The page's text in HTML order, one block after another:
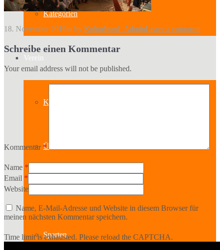
Kategorien
Verein
Kontakt
Über uns
Sparten
18. November 2019in by Kulturbund_AdminLeave a comment
Schreibe einen Kommentar
Your email address will not be published.
Kommentar *
Name *
Email *
Website
Name, E-Mail-Adresse und Website in diesem Browser für
meinen nächsten Kommentar speichern.
Time limit is exhausted. Please reload the CAPTCHA.